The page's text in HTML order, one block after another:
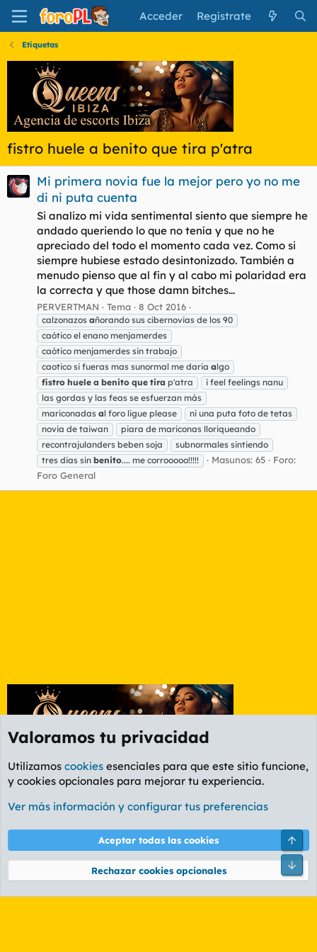
Acceder Regístrate
Etiquetas
fistro huele a benito que tira p'atra
Mi primera novia fue la mejor pero yo no me
di ni puta cuenta
Si analizo mi vida sentimental siento que siempre he
andado queriendo lo que no tenía y que no he
apreciado del todo el momento cada vez. Como si
siempre hubiese estado desintonizado. También a
menudo pienso que al fin y al cabo mi polaridad era
la correcta y que those damn bitches...
PERVERTMAN Tema 8 Oct 2016
calzonazos añorando sus cibernovias de los 90
caótico el enano menjamerdes
caótico menjamerdes sin trabajo
caotico si fueras mas sunormal me daria algo
fistro huele a benito que tira p'atra
i feel feelings nanu
las gordas y las feas se esfuerzan más
mariconadas al foro ligue please
ni una puta foto de tetas
novia de taiwan
piara de mariconas lloriqueando
recontrajulanders beben soja
subnormales sintiendo
tres dias sin benito.... me corrooooo!!!!! Masunos: 65
Foro:
Foro General
Etiquetas
Cookies
PL OLDSTYLE AMARILLO
Términos y reglas Política de privacidad Ayuda
Community platform by XenForo® © 2010-2026 XenForo Ltd.
Valoramos tu privacidad
Utilizamos cookies esenciales para que este sitio funcione,
y cookies opcionales para mejorar tu experiencia.
Ver más información y configurar tus preferencias
Aceptar todas las cookies
Rechazar cookies opcionales
Pie